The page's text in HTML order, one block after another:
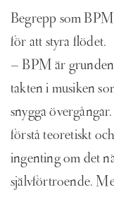
Begrepp som
för att styra flödet.
– BPM är
takten i musiken
snygga
förstå teoretiskt
ingenting om det
självförtroende.